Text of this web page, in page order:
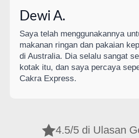
Dewi A.
Saya telah menggunakannya
makanan ringan dan pakaian
di Australia. Dia selalu sangat
kotak itu, dan saya percaya
Cakra Express.
4.5/5 di Ulasan